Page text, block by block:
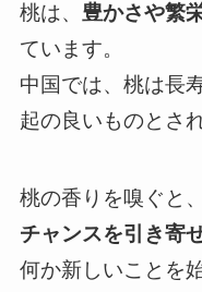
桃は、 豊かさや繁
ています。
中国では、桃は長
起の良いものとさ
桃の香りを嗅ぐと、
チャンスを引き寄
何か新しいことを